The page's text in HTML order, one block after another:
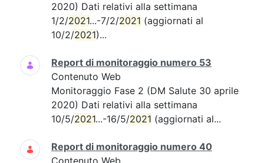
2020) Dati relativi alla settimana
1/2/2021...-7/2/2021 (aggiornati al
10/2/2021)...
Report di monitoraggio numero 53
Contenuto Web
Monitoraggio Fase 2 (DM Salute 30 aprile
2020) Dati relativi alla settimana
10/5/2021...-16/5/2021 (aggiornati al...
Report di monitoraggio numero 40
Contenuto Web